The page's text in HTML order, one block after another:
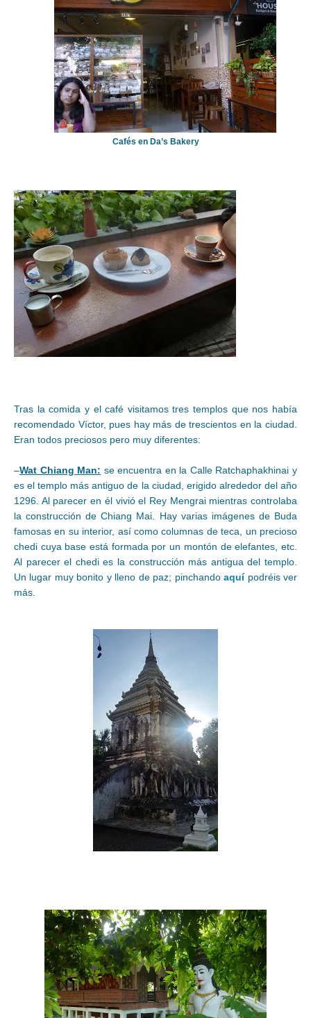
Cafés en Da’s Bakery
Tras la comida y el café visitamos tres templos que nos había
recomendado Víctor, pues hay más de trescientos en la ciudad.
Eran todos preciosos pero muy diferentes:
–Wat Chiang Man: se encuentra en la Calle Ratchaphakhinai y
es el templo más antiguo de la ciudad, erigido alrededor del año
1296. Al parecer en él vivió el Rey Mengrai mientras controlaba
la construcción de Chiang Mai. Hay varias imágenes de Buda
famosas en su interior, así como columnas de teca, un precioso
chedi cuya base está formada por un montón de elefantes, etc.
Al parecer el chedi es la construcción más antigua del templo.
Un lugar muy bonito y lleno de paz; pinchandoaquípodréis ver
más.